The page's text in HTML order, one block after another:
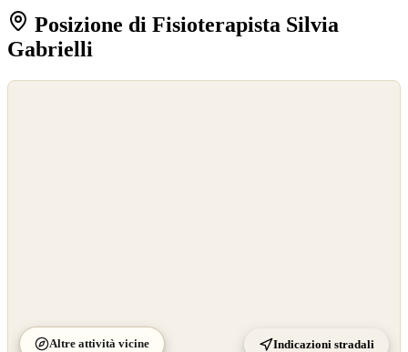
Posizione di Fisioterapista Silvia
Gabrielli
Altre attività vicine Indicazioni stradali